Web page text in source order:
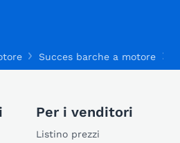
Succes barche a motore
Per i venditori
Listino prezzi